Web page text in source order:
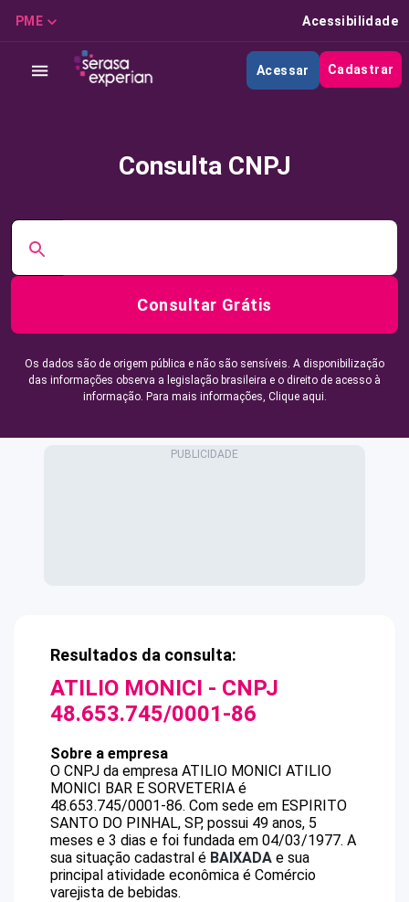
PME Acessibilidade
Acessar Cadastrar
Consulta CNPJ
Consultar Grátis
Os dados são de origem pública e não são sensíveis. A disponibilização
das informações observa a legislação brasileira e o direito de acesso à
informação. Para mais informações, Clique aqui.
Resultados da consulta:
ATILIO MONICI - CNPJ
48.653.745/0001-86
Sobre a empresa
O CNPJ da empresa ATILIO MONICI ATILIO
MONICI BAR E SORVETERIA é
48.653.745/0001-86. Com sede em ESPIRITO
SANTO DO PINHAL, SP, possui 49 anos, 5
meses e 3 dias e foi fundada em 04/03/1977. A
sua situação cadastral é BAIXADA e sua
principal atividade econômica é Comércio
varejista de bebidas.